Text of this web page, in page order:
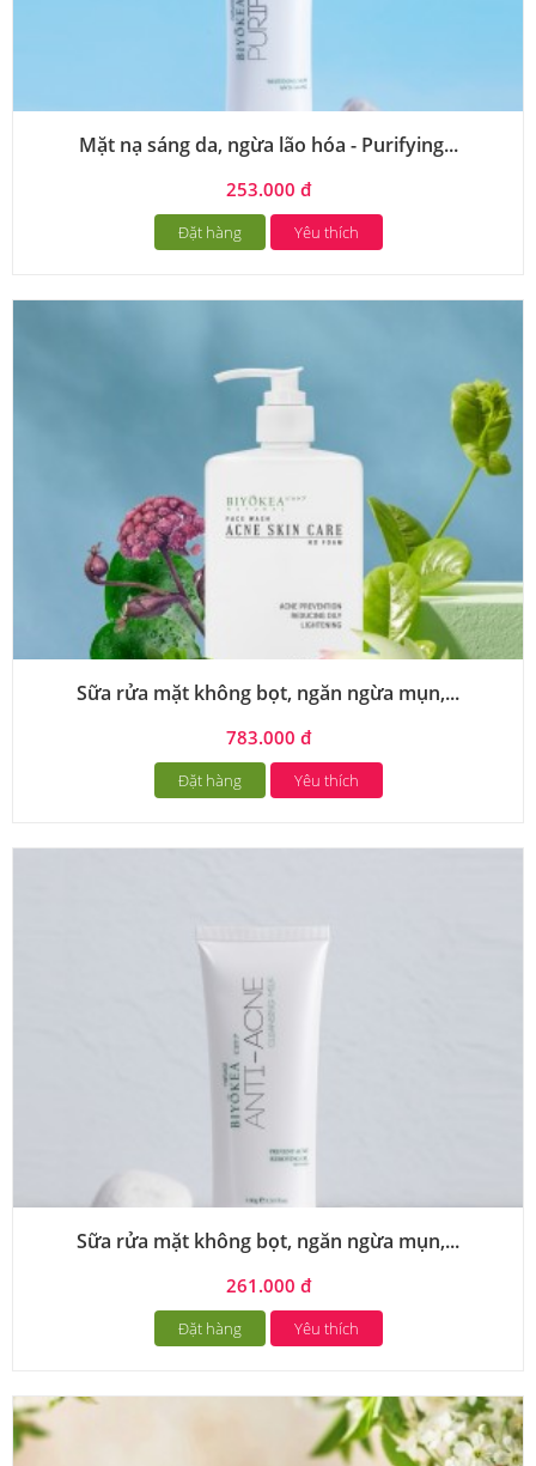
Mặt nạ sáng da, ngừa lão hóa - Purifying...
253.000 đ
Đặt hàng Yêu thích
Sữa rửa mặt không bọt, ngăn ngừa mụn,...
783.000 đ
Đặt hàng Yêu thích
Sữa rửa mặt không bọt, ngăn ngừa mụn,...
261.000 đ
Đặt hàng Yêu thích